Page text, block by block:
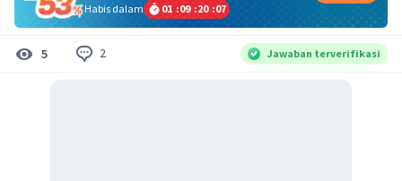
Habis dalam
01 :09 :20 :07
5 2 Jawaban terverifikasi